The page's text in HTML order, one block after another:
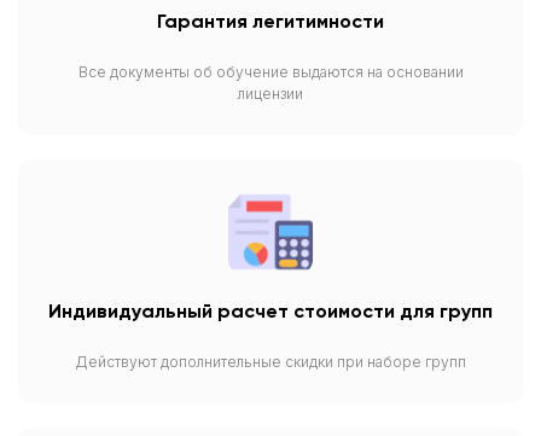
Гарантия легитимности
Все документы об обучение выдаются на основании
лицензии
Индивидуальный расчет стоимости для групп
Действуют дополнительные скидки при наборе групп